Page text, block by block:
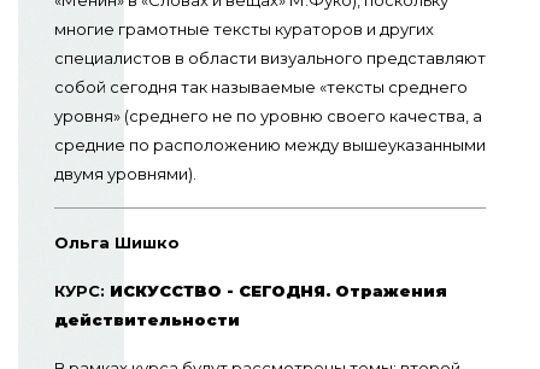
многие грамотные тексты кураторов и других
специалистов в области визуального представляют
собой сегодня так называемые «тексты среднего
уровня» (среднего не по уровню своего качества, а
средние по расположению между вышеуказанными
двумя уровнями).
Ольга Шишко
КУРС: ИСКУССТВО - СЕГОДНЯ. Отражения
действительности